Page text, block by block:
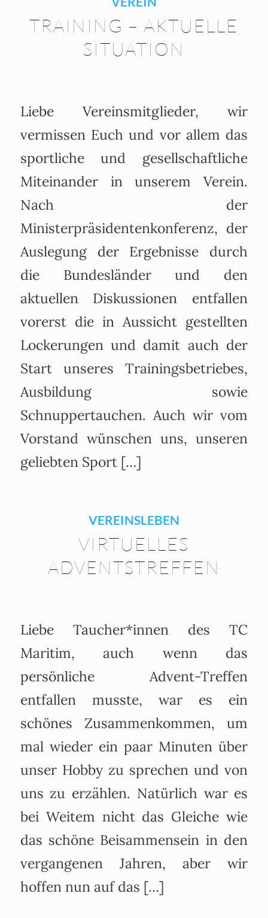
TRAINING – AKTUELLE
SITUATION
Liebe Vereinsmitglieder, wir
vermissen Euch und vor allem das
sportliche und gesellschaftliche
Miteinander in unserem Verein.
Nach der
Ministerpräsidentenkonferenz, der
Auslegung der Ergebnisse durch
die Bundesländer und den
aktuellen Diskussionen entfallen
vorerst die in Aussicht gestellten
Lockerungen und damit auch der
Start unseres Trainingsbetriebes,
Ausbildung sowie
Schnuppertauchen. Auch wir vom
Vorstand wünschen uns, unseren
geliebten Sport […]
VEREINSLEBEN
VIRTUELLES
ADVENTSTREFFEN
Liebe Taucher*innen des TC
Maritim, auch wenn das
persönliche Advent-Treffen
entfallen musste, war es ein
schönes Zusammenkommen, um
mal wieder ein paar Minuten über
unser Hobby zu sprechen und von
uns zu erzählen. Natürlich war es
bei Weitem nicht das Gleiche wie
das schöne Beisammensein in den
vergangenen Jahren, aber wir
hoffen nun auf das […]